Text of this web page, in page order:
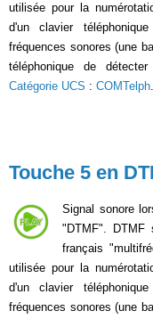
utilisée pour la
d'un clavier
fréquences sonores (une
téléphonique de
Catégorie UCS : COMTelph
Touche 5 en
Signal sonore
"DTMF". DTMF
français
utilisée pour la
d'un clavier
fréquences sonores (une